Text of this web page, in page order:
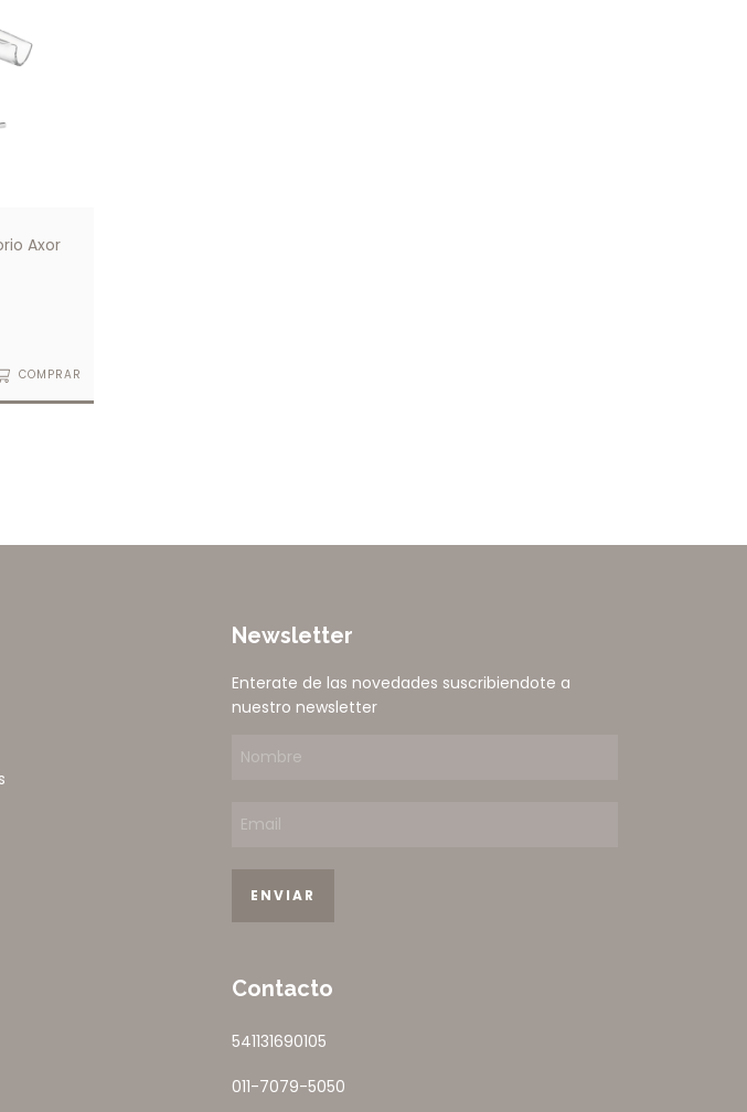
Axor
COMPRAR
Newsletter
Enterate de las novedades suscribiendote a
nuestro newsletter
Contacto
541131690105
011-7079-5050